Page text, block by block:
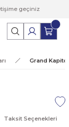
geçiniz
Grand
Taksit Seçenekleri